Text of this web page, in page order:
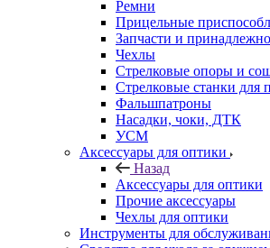
Ремни
Прицельные
Запчасти и
Чехлы
Стрелковые опоры и
Стрелковые станки для
Фальшпатроны
Насадки, чоки, ДТК
УСМ
Аксессуары для оптики
Назад
Аксессуары для оптики
Прочие аксессуары
Чехлы для оптики
Инструменты для